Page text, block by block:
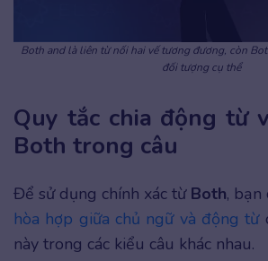
Both and là liên từ nối hai vế tương đương, còn
đối tượng cụ thể
Quy tắc chia động từ
Both trong câu
Để sử dụng chính xác từ Both, bạn
hòa hợp giữa chủ ngữ và động từ
này trong các kiểu câu khác nhau.